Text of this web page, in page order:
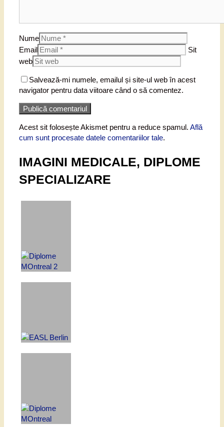
Nume
Email
Sit
web
Salvează-mi numele, emailul și site-ul web în acest
navigator pentru data viitoare când o să comentez.
Acest sit folosește Akismet pentru a reduce spamul. Află
cum sunt procesate datele comentariilor tale.
IMAGINI MEDICALE, DIPLOME
SPECIALIZARE